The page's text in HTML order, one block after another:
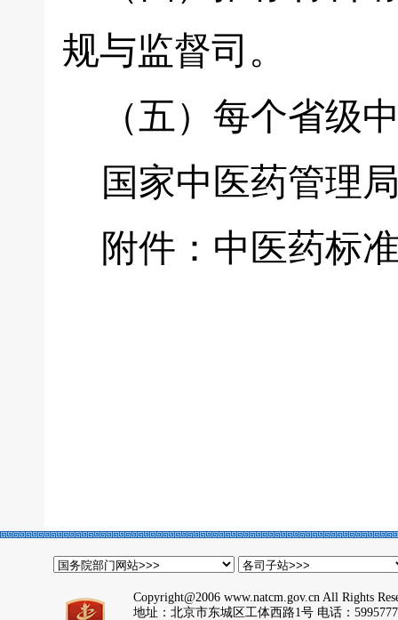
规与监督司。
（五）每个省级
国家中医药管理局
附件：中医药标
Copyright@2006 www.natcm.gov.cn All Rights
地址：北京市东城区工体西路1号 电话：